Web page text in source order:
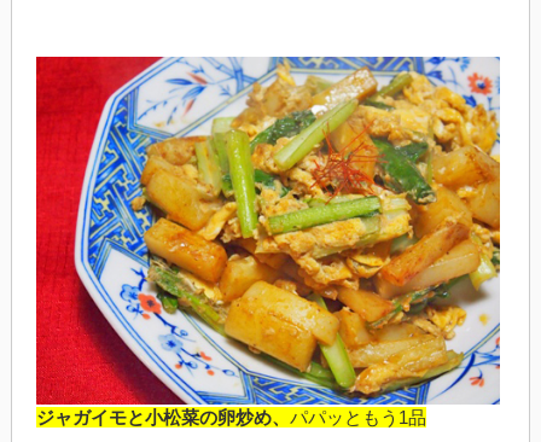
ジャガイモと小松菜の卵炒め、 パパッともう1品